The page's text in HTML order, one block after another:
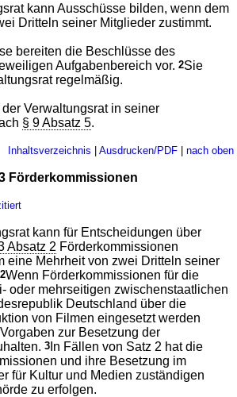
kann Ausschüsse bilden, wenn dem
Dritteln seiner Mitglieder zustimmt.
bereiten die Beschlüsse des
Aufgabenbereich vor.2Sie
regelmäßig.
Verwaltungsrat in seiner
§ 9 Absatz 5.
Inhaltsverzeichnis | Ausdrucken/PDF| nach oben
Förderkommissionen
kann für Entscheidungen über
Absatz 2 Förderkommissionen
eine Mehrheit von zwei Dritteln seiner
2Wenn Förderkommissionen für die
oder mehrseitigen zwischenstaatlichen
Deutschland über die
von Filmen eingesetzt werden
zur Besetzung der
3 In Fällen von Satz 2 hat die
und ihre Besetzung im
für Kultur und Medien zuständigen
zu erfolgen.